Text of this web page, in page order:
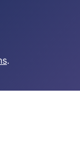
.